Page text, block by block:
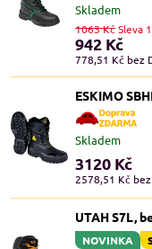
Skladem
942 Kč
778,51 Kč bez
1063 KčSleva
ESKIMO
Skladem
3120 Kč
2578,51 Kč
UTAH S7L,
NOVINKA